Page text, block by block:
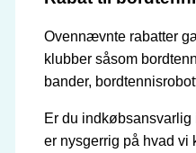
Ovennævnte rabatter
klubber såsom
bander,
Er du
er nysgerrig på hvad vi